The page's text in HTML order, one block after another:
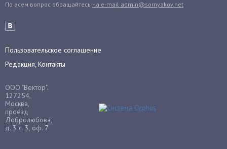
Декабрист
Денежное дерево
Диффенбахия
Дыня
Ежевика
Ежемалина
По всем вопрос обращайтесь на e-mail admin@sornyakov.net
Пользовательское соглашение
Редакция, Контакты
ООО "Вектор".
127254,
Москва,
проезд
Добролюбова,
д. 3 с. 3, оф. 7